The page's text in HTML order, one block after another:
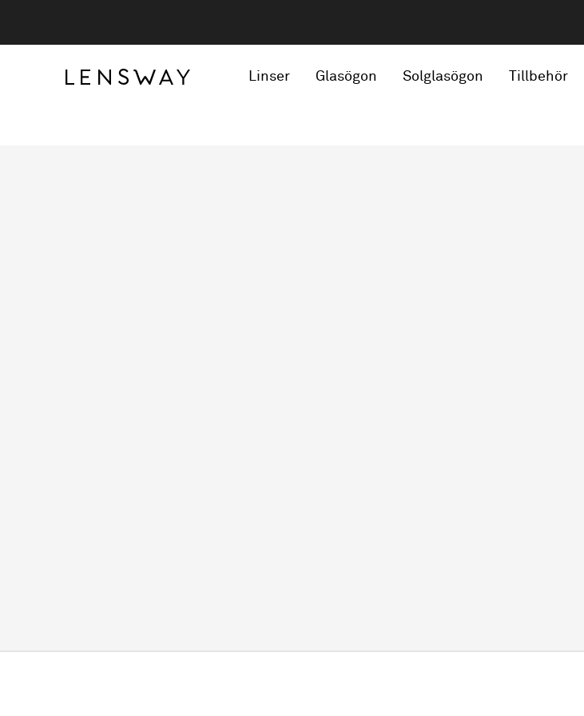
Linser Glasögon Solglasögon Tillbehör